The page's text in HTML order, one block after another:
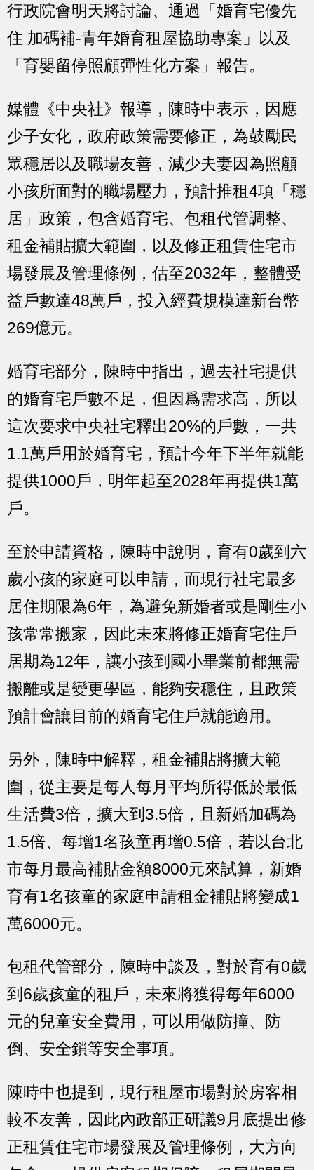
行政院會明天將討論、通過「婚育宅優先
住 加碼補-青年婚育租屋協助專案」以及
「育嬰留停照顧彈性化方案」報告。
媒體《中央社》報導，陳時中表示，因應
少子女化，政府政策需要修正，為鼓勵民
眾穩居以及職場友善，減少夫妻因為照顧
小孩所面對的職場壓力，預計推租4項「穩
居」政策，包含婚育宅、包租代管調整、
租金補貼擴大範圍，以及修正租賃住宅市
場發展及管理條例，估至2032年，整體受
益戶數達48萬戶，投入經費規模達新台幣
269億元。
婚育宅部分，陳時中指出，過去社宅提供
的婚育宅戶數不足，但因爲需求高，所以
這次要求中央社宅釋出20%的戶數，一共
1.1萬戶用於婚育宅，預計今年下半年就能
提供1000戶，明年起至2028年再提供1萬
戶。
至於申請資格，陳時中說明，育有0歲到六
歲小孩的家庭可以申請，而現行社宅最多
居住期限為6年，為避免新婚者或是剛生小
孩常常搬家，因此未來將修正婚育宅住戶
居期為12年，讓小孩到國小畢業前都無需
搬離或是變更學區，能夠安穩住，且政策
預計會讓目前的婚育宅住戶就能適用。
另外，陳時中解釋，租金補貼將擴大範
圍，從主要是每人每月平均所得低於最低
生活費3倍，擴大到3.5倍，且新婚加碼為
1.5倍、每增1名孩童再增0.5倍，若以台北
市每月最高補貼金額8000元來試算，新婚
育有1名孩童的家庭申請租金補貼將變成1
萬6000元。
包租代管部分，陳時中談及，對於育有0歲
到6歲孩童的租戶，未來將獲得每年6000
元的兒童安全費用，可以用做防撞、防
倒、安全鎖等安全事項。
陳時中也提到，現行租屋市場對於房客相
較不友善，因此內政部正研議9月底提出修
正租賃住宅市場發展及管理條例，大方向